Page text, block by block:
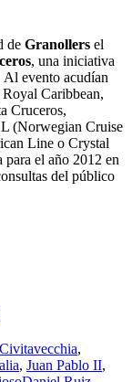
de Granollers el
, una iniciativa
evento acudían
Royal Caribbean,
Cruceros,
(Norwegian Cruise
Line o Crystal
para el año 2012 en
del público
Civitavecchia,
, Juan Pablo II,